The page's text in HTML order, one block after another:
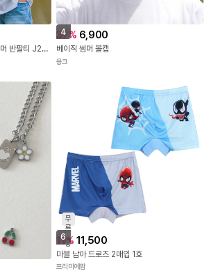
앨빈클로 주니어 마운틴 클라이머 반팔티 J23863 4컬러
4
37 % 6,900
베이직 썸머 볼캡
융크
6
무
료
배
송
11% 11,500
마블 남아 드로즈 2매입 1호
프리미에팜